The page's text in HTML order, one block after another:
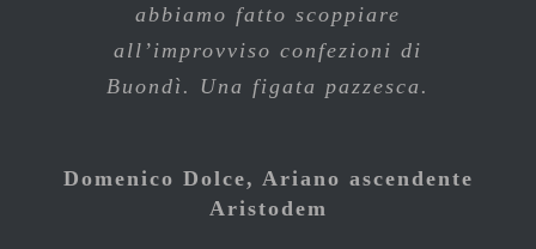
abbiamo fatto scoppiare
all’improvviso confezioni di
Buondì. Una figata pazzesca.
Domenico Dolce, Ariano ascendente
Aristodem